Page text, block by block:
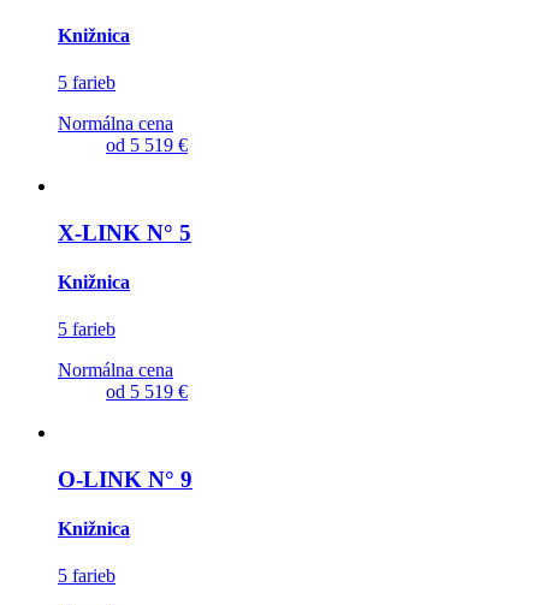
Knižnica
5 farieb
Normálna cena
od 5 519 €
X-LINK N° 5
Knižnica
5 farieb
Normálna cena
od 5 519 €
O-LINK N° 9
Knižnica
5 farieb